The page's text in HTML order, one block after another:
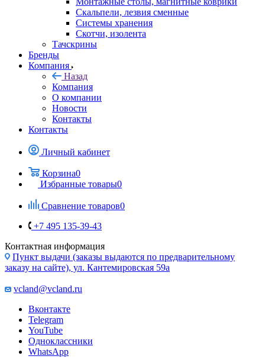
Компания
Назад
Компания
О компании
Новости
Контакты
Контакты
Личный кабинет
Корзина0
Избранные товары
Сравнение товаров
+7 495 135-39-43
Пункт выдачи (заказы выдаются по предварительному
Вконтакте
Telegram
Одноклассники